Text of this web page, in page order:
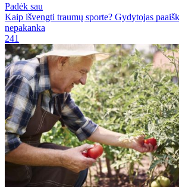
Padėk sau
Kaip išvengti traumų sporte? Gydytojas
nepakanka
241